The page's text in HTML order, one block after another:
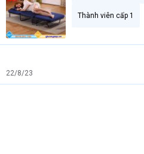
Thành viên cấp 1
22/8/23